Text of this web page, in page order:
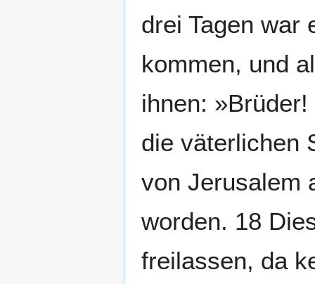
drei Tagen war
kommen, und
ihnen:
die väterlichen
von Jerusalem
worden. 18
freilassen, da